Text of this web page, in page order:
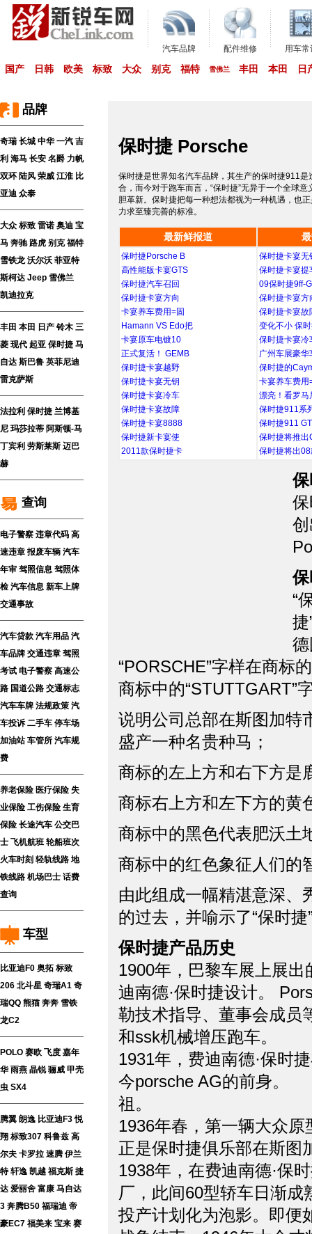
汽车品牌 配件维修 用车常
国产 日韩 欧美 标致 大众 别克 福特 雪佛兰 丰田 本田 日
品牌
奇瑞 长城 中华 一汽 吉
利 海马 长安 名爵 力帆
双环 陆风 荣威 江淮 比
亚迪 众泰
大众 标致 雷诺 奥迪 宝
马 奔驰 路虎 别克 福特
雪铁龙 沃尔沃 菲亚特
斯柯达 Jeep 雪佛兰
凯迪拉克
丰田 本田 日产 铃木 三
菱 现代 起亚 保时捷 马
自达 斯巴鲁 英菲尼迪
雷克萨斯
法拉利 保时捷 兰博基
尼 玛莎拉蒂 阿斯顿-马
丁宾利 劳斯莱斯 迈巴
赫
查询
电子警察 违章代码 高
速违章 报废车辆 汽车
年审 驾照信息 驾照体
检 汽车信息 新车上牌
交通事故
汽车贷款 汽车用品 汽
车品牌 交通违章 驾照
考试 电子警察 高速公
路 国道公路 交通标志
汽车车牌 法规政策 汽
车投诉 二手车 停车场
加油站 车管所 汽车规
费
养老保险 医疗保险 失
业保险 工伤保险 生育
保险 长途汽车 公交巴
士 飞机航班 轮船班次
火车时刻 轻轨线路 地
铁线路 机场巴士 话费
查询
车型
比亚迪F0 奥拓 标致
206 北斗星 奇瑞A1 奇
瑞QQ 熊猫 奔奔 雪铁
龙C2
POLO 赛欧 飞度 嘉年
华 雨燕 晶锐 骊威 甲壳
虫 SX4
腾翼 朗逸 比亚迪F3 悦
翔 标致307 科鲁兹 高
尔夫 卡罗拉 速腾 伊兰
特 轩逸 凯越 福克斯 捷
达 爱丽舍 富康 马自达
3 奔腾B50 福瑞迪 帝
豪EC7 福美来 宝来 赛
保时捷 Porsche
保时捷是世界知名汽车品牌，其生产的保时捷911
合，而今对于跑车而言，“保时捷”无异于一个全球
胆革新。保时捷把每一种想法都视为一种机遇，也
力求至臻完善的标准。
最新鲜报道
保时捷Porsche B
高性能版卡宴GTS
保时捷汽车召回
保时捷卡宴方向
卡宴养车费用=固
Hamann VS Edo把
卡宴原车电镀10
正式复活！ GEMB
保时捷卡宴越野
保时捷卡宴无钥
保时捷卡宴冷车
保时捷卡宴故障
保时捷卡宴8888
保时捷新卡宴使
2011款保时捷卡
保时捷卡宴无
保时捷卡宴提
09保时捷9ff-
保时捷卡宴方
保时捷卡宴故
变化不小 保
保时捷卡宴冷
广州车展豪华
保时捷的
卡宴养车费用
漂亮！看罗马
保时捷911系
保时捷911
保时捷将推出
保时捷将出
“
“PORSCHE”字样在商标
商标中的“STUTTGART”
说明公司总部在斯图加特
盛产一种名贵种马；
商标的左上方和右下方是
商标右上方和左下方的黄
商标中的黑色代表肥沃土
商标中的红色象征人们的
由此组成一幅精湛意深、
的过去，并喻示了“保时
保时捷产品历史
1900年，巴黎车展上展
迪南德·保时捷设计。
勒技术指导、董事会成员
和ssk机械增压跑车。
1931年，费迪南德·保时
今porsche AG的前身。
祖。
1936年春，第一辆大众
正是保时捷俱乐部在
1938年，在费迪南德·保
厂，此间60型轿车日渐
投产计划化为泡影。即便